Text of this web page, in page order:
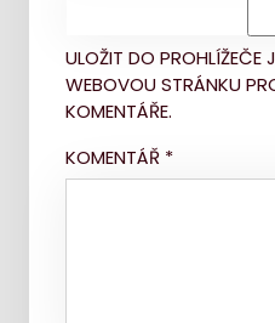
ULOŽIT DO PROHLÍŽEČE
WEBOVOU STRÁNKU
KOMENTÁŘE.
KOMENTÁŘ *